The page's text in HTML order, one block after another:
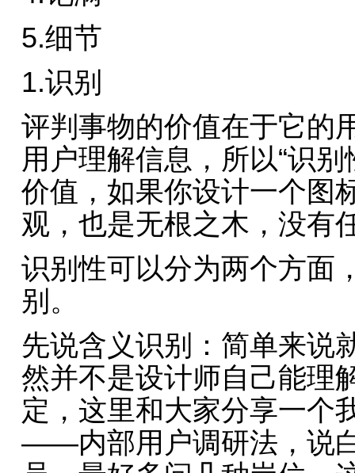
5.细节
1.识别
评判事物的价值在于它的
用户理解信息，所以“识
价值，如果你设计一个图
观，也是无根之木，没有
识别性可以分为两个方面
别。
先说含义识别：简单来说
然并不是设计师自己能理
定，这里和大家分享一个
——内部用户调研法，说